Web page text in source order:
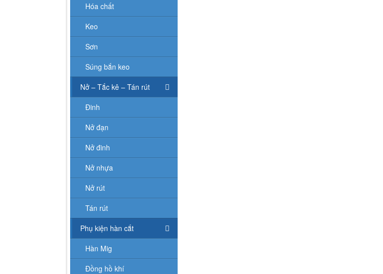
Hóa chất
Keo
Sơn
Súng bắn keo
Nở – Tắc kê – Tán rút
Đinh
Nở đạn
Nở đinh
Nở nhựa
Nở rút
Tán rút
Phụ kiện hàn cắt
Hàn Mig
Đồng hồ khí